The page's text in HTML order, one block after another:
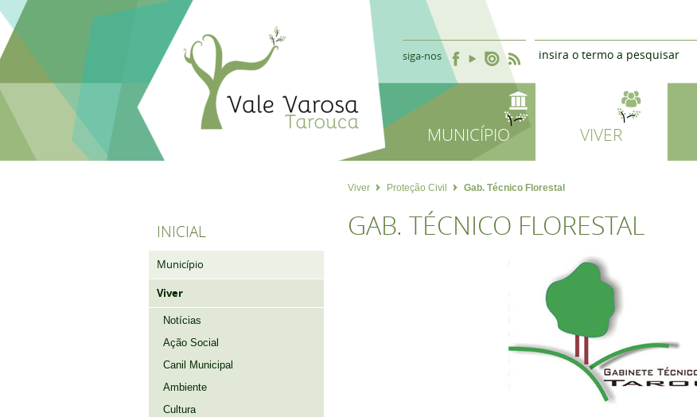
siga-nos
MUNICÍPIO VIVER
INICIAL
Município
Viver
Notícias
Ação Social
Canil Municipal
Ambiente
Cultura
Viver Proteção Civil Gab. Técnico Florestal
GAB. TÉCNICO FLORESTAL